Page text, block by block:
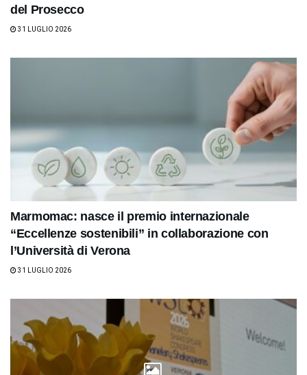
del Prosecco
31 LUGLIO 2026
Marmomac: nasce il premio internazionale
“Eccellenze sostenibili” in collaborazione con
l’Università di Verona
31 LUGLIO 2026